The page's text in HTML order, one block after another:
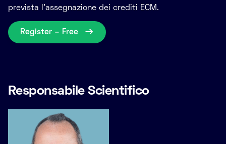
prevista l’assegnazione dei crediti ECM.
Register – Free
Responsabile Scientifico